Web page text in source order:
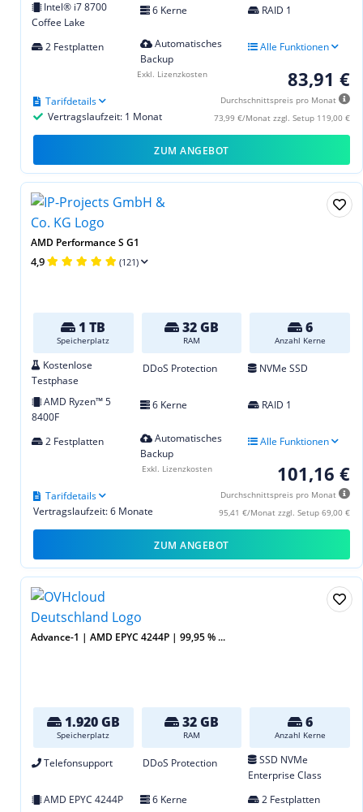
Intel® i7 8700
Coffee Lake
6 Kerne RAID 1
2 Festplatten
Automatisches
Backup
Alle Funktionen
83,91 €
Durchschnittspreis pro Monat
73,99 €/Monat zzgl. Setup 119,00 €
Vertragslaufzeit: 1 Monat
Tarifdetails
Exkl. Lizenzkosten
ZUM ANGEBOT
AMD Performance S G1
4,9 (121)
1 TB
Speicherplatz
32 GB
RAM
6
Anzahl Kerne
Kostenlose
Testphase
DDoS Protection NVMe SSD
AMD Ryzen™ 5
8400F
6 Kerne RAID 1
2 Festplatten
Automatisches
Backup
Alle Funktionen
101,16 €
Durchschnittspreis pro Monat
95,41 €/Monat zzgl. Setup 69,00 €
Vertragslaufzeit: 6 Monate
Tarifdetails
Exkl. Lizenzkosten
ZUM ANGEBOT
Advance-1 | AMD EPYC 4244P | 99,95 % ...
1.920 GB
Speicherplatz
32 GB
RAM
6
Anzahl Kerne
Telefonsupport DDoS Protection
SSD NVMe
Enterprise Class
AMD EPYC 4244P
6 Kerne
2 Festplatten